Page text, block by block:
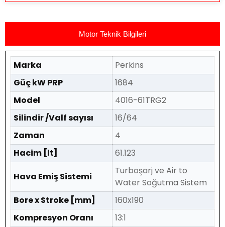
Motor Teknik Bilgileri
Marka
Perkins
Güç kW PRP
1684
Model
4016-61TRG2
Silindir /Valf sayısı
16/64
Zaman
4
Hacim [lt]
61.123
Hava Emiş Sistemi
Turboşarj ve Air to
Water Soğutma Sistem
Bore x Stroke [mm]
160x190
Kompresyon Oranı
13:1